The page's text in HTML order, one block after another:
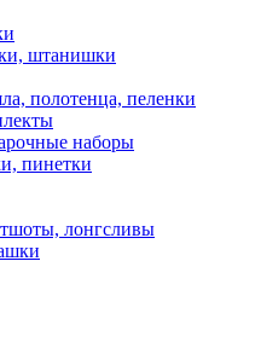
штанишки
полотенца, пеленки
наборы
пинетки
лонгсливы